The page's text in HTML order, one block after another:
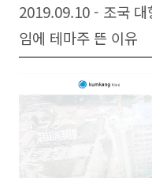
2019.09.10 - 조국 대
임에 테마주 뜬 이유